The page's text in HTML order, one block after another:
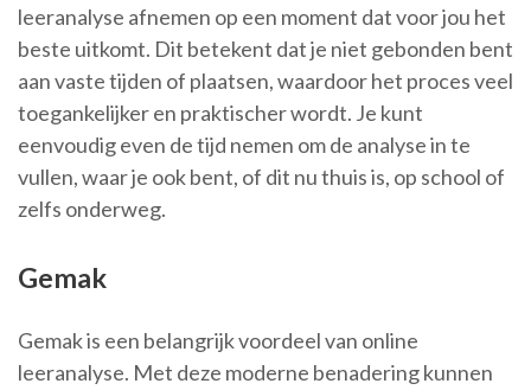
leeranalyse afnemen op een moment dat voor jou het
beste uitkomt. Dit betekent dat je niet gebonden bent
aan vaste tijden of plaatsen, waardoor het proces veel
toegankelijker en praktischer wordt. Je kunt
eenvoudig even de tijd nemen om de analyse in te
vullen, waar je ook bent, of dit nu thuis is, op school of
zelfs onderweg.
Gemak
Gemak is een belangrijk voordeel van online
leeranalyse. Met deze moderne benadering kunnen